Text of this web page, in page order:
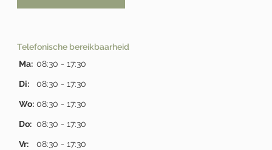
Telefonische bereikbaarheid
Ma: 08:30 - 17:30
Di: 08:30 - 17:30
Wo: 08:30 - 17:30
Do: 08:30 - 17:30
Vr: 08:30 - 17:30